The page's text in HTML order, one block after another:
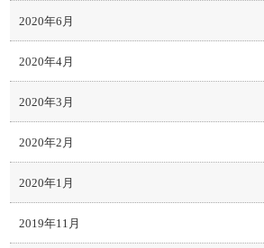
2020年6月
2020年4月
2020年3月
2020年2月
2020年1月
2019年11月